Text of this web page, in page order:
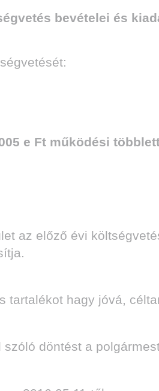
bevételei és
e Ft működési
az előző évi
tartalékot hagy jóvá,
döntést a